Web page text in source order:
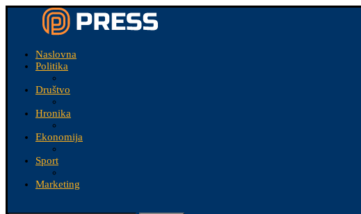
Naslovna
Politika
Društvo
Hronika
Ekonomija
Sport
Marketing